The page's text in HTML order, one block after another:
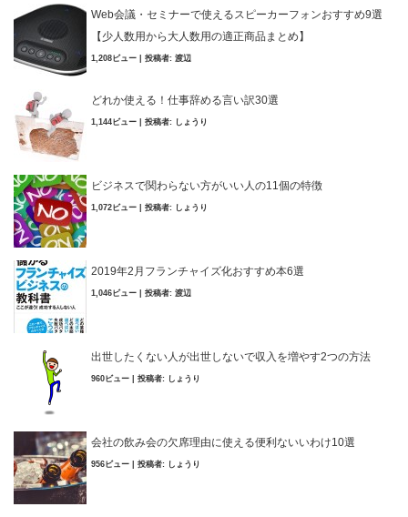
Web会議・セミナーで使えるスピーカーフォンおすすめ9選
【少人数用から大人数用の適正商品まとめ】
1,208ビュー 投稿者: 渡辺
どれか使える！仕事辞める言い訳30選
1,144ビュー 投稿者: しょうり
ビジネスで関わらない方がいい人の11個の特徴
1,072ビュー 投稿者: しょうり
2019年2月フランチャイズ化おすすめ本6選
1,046ビュー 投稿者: 渡辺
出世したくない人が出世しないで収入を増やす2つの方法
960ビュー 投稿者: しょうり
会社の飲み会の欠席理由に使える便利ないいわけ10選
956ビュー 投稿者: しょうり